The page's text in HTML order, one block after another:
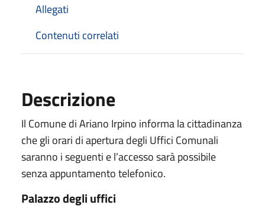
Allegati
Contenuti correlati
Descrizione
Il Comune di Ariano Irpino informa la cittadinanza
che gli orari di apertura degli Uffici Comunali
saranno i seguenti e l’accesso sarà possibile
senza appuntamento telefonico.
Palazzo degli uffici